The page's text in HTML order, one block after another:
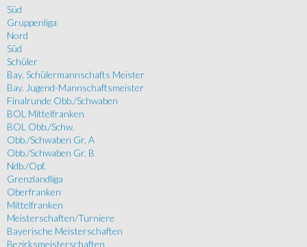
Süd
Gruppenliga
Nord
Süd
Schüler
Bay. Schülermannschafts Meister
Bay. Jugend-Mannschaftsmeister
Finalrunde Obb./Schwaben
BOL Mittelfranken
BOL Obb./Schw.
Obb./Schwaben Gr. A
Obb./Schwaben Gr. B
Ndb./Opf.
Grenzlandliga
Oberfranken
Mittelfranken
Meisterschaften/Turniere
Bayerische Meisterschaften
Bezirksmeisterschaften